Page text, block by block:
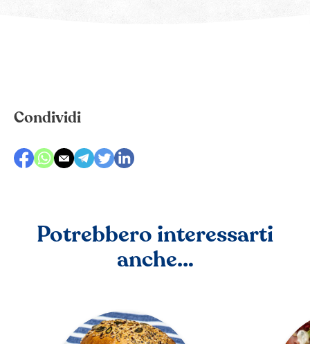
Condividi
Potrebbero interessarti
anche…